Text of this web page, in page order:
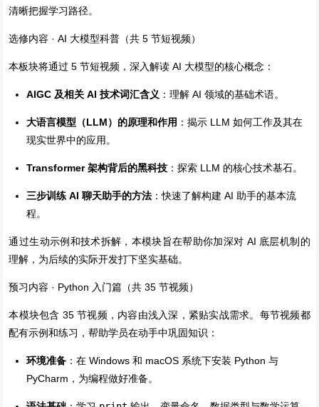
清晰把握学习路径。
选修内容 · AI 大模型科普（共 5 节短视频）
本板块将通过 5 节短视频，深入解读 AI 大模型的核心概念：
AIGC 及相关 AI 技术词汇含义 ：理解 AI 领域的基础术语。
大语言模型（LLM）的原理和作用 ：揭示 LLM 如何工作及其在
现实世界中的应用。
Transformer 架构背后的黑科技 ：探索 LLM 的核心技术基石。
三步训练 AI 聊天助手的方法 ：快速了解构建 AI 助手的基本流
程。
通过生动示例和技术拆解，本模块旨在帮助你加深对 AI 底层机制的
理解，为后续的实际开发打下坚实基础。
预习内容 · Python 入门篇（共 35 节视频）
本模块包含 35 节视频，内容由浅入深，紧贴实战需求。每节视频都
配有示例和练习，帮助学员在动手中巩固知识：
环境准备 ：在 Windows 和 macOS 系统下安装 Python 与
PyCharm，为编程做好准备。